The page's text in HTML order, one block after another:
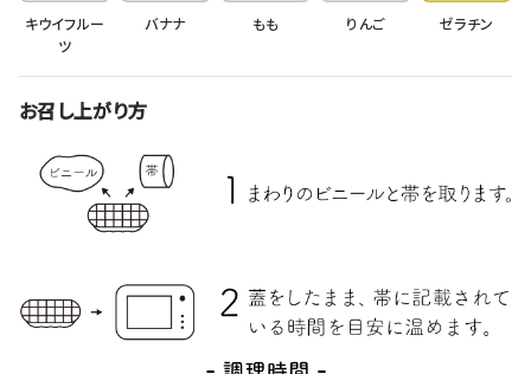
キウイフルー
ツ
バナナ もも りんご ゼラチン
お召し上がり方